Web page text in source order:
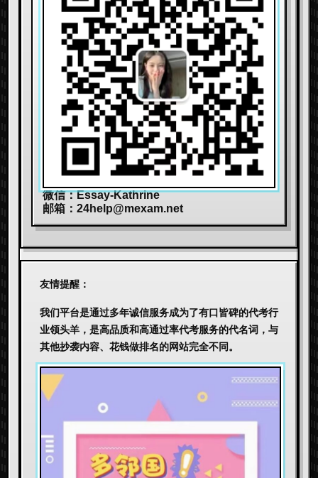
微信：Essay-Kathrine
邮箱： 24help@mexam.net
友情提醒：
我们平台是通过多年诚信服务成为了有口皆碑的代考行
业领头羊，是高品质和高通过率代考服务的代名词，与
其他抄袭内容、花钱做排名的网站完全不同。